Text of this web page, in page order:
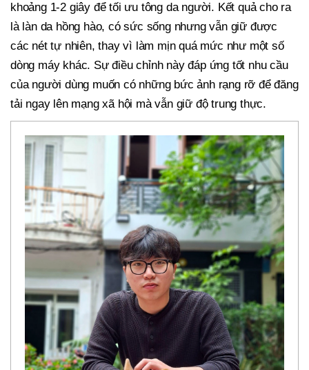
khoảng 1-2 giây để tối ưu tông da người. Kết quả cho ra
là làn da hồng hào, có sức sống nhưng vẫn giữ được
các nét tự nhiên, thay vì làm mịn quá mức như một số
dòng máy khác. Sự điều chỉnh này đáp ứng tốt nhu cầu
của người dùng muốn có những bức ảnh rạng rỡ để đăng
tải ngay lên mạng xã hội mà vẫn giữ độ trung thực.